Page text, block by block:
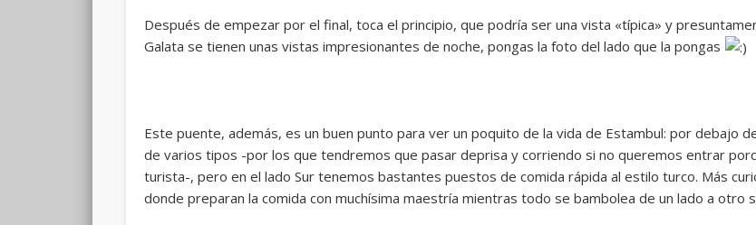
Después de empezar por el final, toca el principio, que podría ser una vista «típica» y
Galata se tienen unas vistas impresionantes de noche, pongas la foto del lado que la pongas
Este puente, además, es un buen punto para ver un poquito de la vida de Estambul: por debajo
de varios tipos -por los que tendremos que pasar deprisa y corriendo si no queremos entrar
turista-, pero en el lado Sur tenemos bastantes puestos de comida rápida al estilo turco. Más
donde preparan la comida con muchísima maestría mientras todo se bambolea de un lado a otro